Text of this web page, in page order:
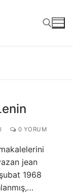
0 YORUM
jean
1968